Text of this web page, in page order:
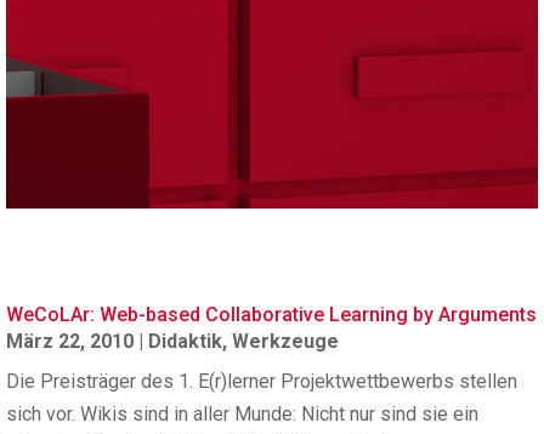
WeCoLAr: Web-based Collaborative Learning by Arguments
März 22, 2010 | Didaktik, Werkzeuge
Die Preisträger des 1. E(r)lerner Projektwettbewerbs stellen
sich vor. Wikis sind in aller Munde: Nicht nur sind sie ein